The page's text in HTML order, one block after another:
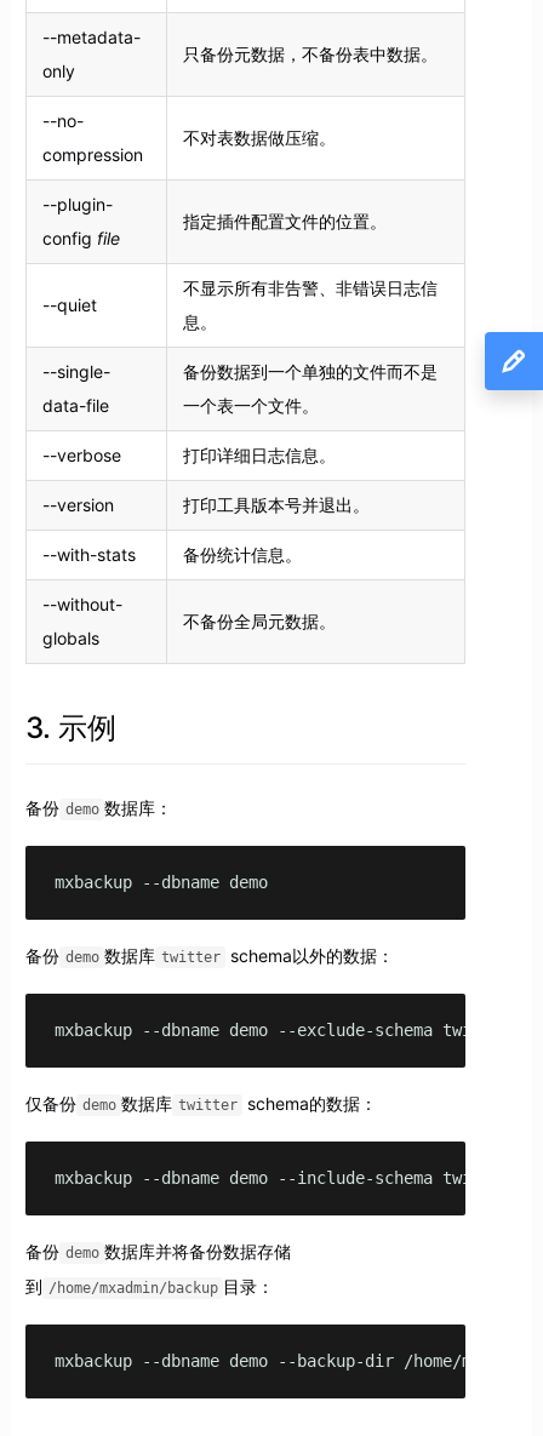
--metadata-
only
只备份元数据，不备份表中数据。
--no-
compression
不对表数据做压缩。
--plugin-
config file
指定插件配置文件的位置。
--quiet
不显示所有非告警、非错误日志信
息。
--single-
data-file
备份数据到一个单独的文件而不是
一个表一个文件。
--verbose 打印详细日志信息。
--version 打印工具版本号并退出。
--with-stats 备份统计信息。
--without-
globals
不备份全局元数据。
3. 示例
备份 demo 数据库：
mxbackup --dbname demo
备份 demo 数据库 twitter schema以外的数据：
mxbackup --dbname demo --exclude-schema twitter
仅备份 demo 数据库 twitter schema的数据：
mxbackup --dbname demo --include-schema twitter
备份 demo 数据库并将备份数据存储
到 /home/mxadmin/backup 目录：
mxbackup --dbname demo --backup-dir /home/mxadmin/